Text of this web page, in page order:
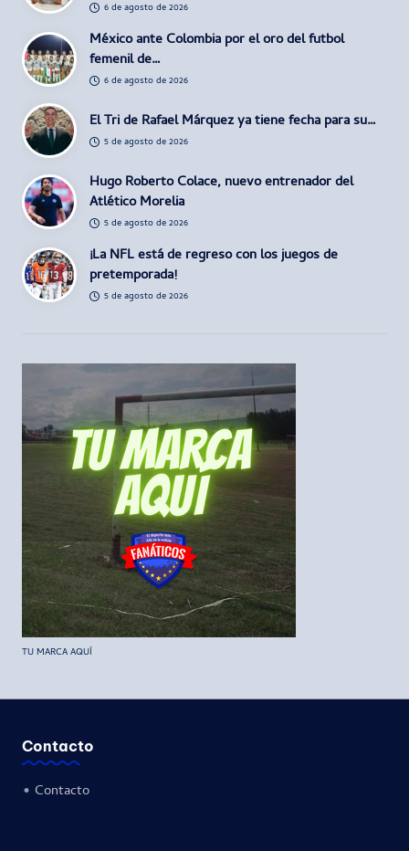
6 de agosto de 2026
México ante Colombia por el oro del futbol
femenil de…
6 de agosto de 2026
El Tri de Rafael Márquez ya tiene fecha para su…
5 de agosto de 2026
Hugo Roberto Colace, nuevo entrenador del
Atlético Morelia
5 de agosto de 2026
¡La NFL está de regreso con los juegos de
pretemporada!
5 de agosto de 2026
TU MARCA AQUÍ
Contacto
• Contacto